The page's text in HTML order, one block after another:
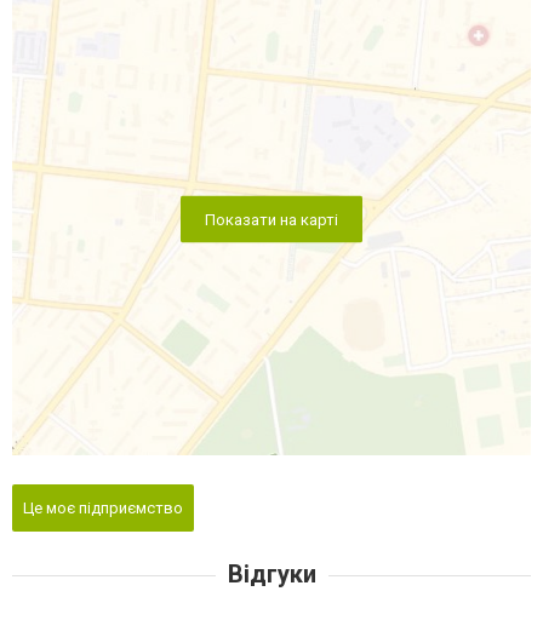
Показати на карті
Це моє підприємство
Відгуки